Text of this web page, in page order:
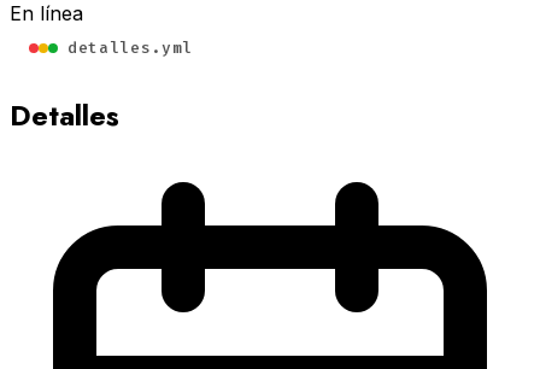
En línea
detalles.yml
Detalles